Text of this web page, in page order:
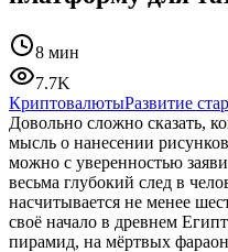
8 мин
7.7K
КриптовалютыРазвитие
Довольно сложно сказать,
мысль о нанесении
можно с уверенностью
весьма глубокий след в
насчитывается не менее
своё начало в древнем
пирамид, на мёртвых